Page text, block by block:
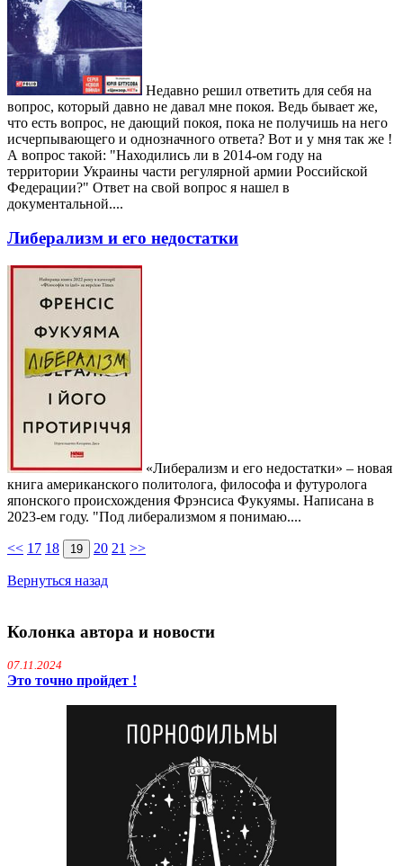
Недавно решил ответить для себя на
вопрос, который давно не давал мне покоя. Ведь бывает же,
что есть вопрос, не дающий покоя, пока не получишь на него
исчерпывающего и однозначного ответа? Вот и у мня так же !
А вопрос такой: "Находились ли в 2014-ом году на
территории Украины части регулярной армии Российской
Федерации?" Ответ на свой вопрос я нашел в
документальной....
Либерализм и его недостатки
«Либерализм и его недостатки» – новая
книга американского политолога, философа и футуролога
японского происхождения Фрэнсиса Фукуямы. Написана в
2023-ем году. "Под либерализмом я понимаю....
<< 17 18 19 20 21 >>
Вернуться назад
Колонка автора и новости
07.11.2024
Это точно пройдет !